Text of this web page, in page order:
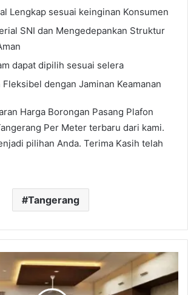
Lengkap sesuai keinginan Konsumen
SNI dan Mengedepankan Struktur
dapat dipilih sesuai selera
Fleksibel dengan Jaminan Keamanan
Harga Borongan Pasang Plafon
Per Meter terbaru dari kami.
pilihan Anda. Terima Kasih telah
Tangerang